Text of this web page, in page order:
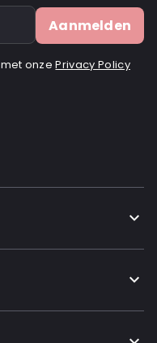
Aanmelden
onzePrivacy Policy